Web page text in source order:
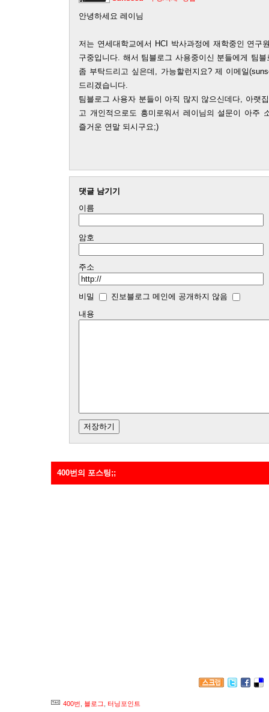
안녕하세요 레이님
저는 연세대학교에서 HCI 박사과정에 재학중인 연구
구중입니다. 해서 팀블로그 사용중이신 분들에게 팀
좀 부탁드리고 싶은데, 가능할런지요? 제 이메일
드리겠습니다.
팀블로그 사용자 분들이 아직 많지 않으신데다, 아랫
고 개인적으로도 흥미로워서 레이님의 설문이 아주
즐거운 연말 되시구요;)
댓글 남기기
이름
암호
주소
비밀
진보블로그 메인에 공개하지 않음
내용
400번의 포스팅;;
400번 블로그 터닝포인트